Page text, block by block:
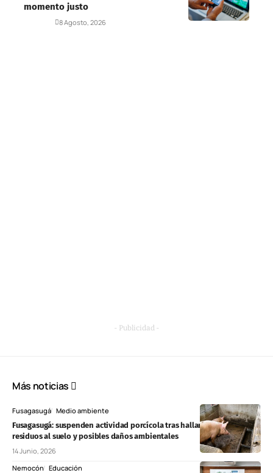
momento justo
8 Agosto, 2026
- Publicidad -
Más noticias
Fusagasugá Medio ambiente
Fusagasugá: suspenden actividad porcícola tras hallar descargas de
residuos al suelo y posibles daños ambientales
14 Junio, 2026
Nemocón Educación